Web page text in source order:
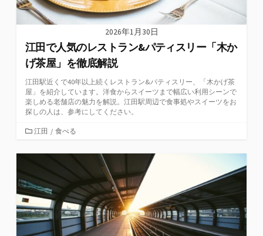
2026年1月30日
江田で人気のレストラン&パティスリー「木か
げ茶屋」を徹底解説
江田駅近くで40年以上続くレストラン&パティスリー、「木かげ茶
屋」を紹介しています。洋食からスイーツまで幅広い利用シーンで
楽しめる老舗店の魅力を解説。江田駅周辺で食事処やスイーツをお
探しの人は、参考にしてください。
カ
ゴ
江田 / 食べる